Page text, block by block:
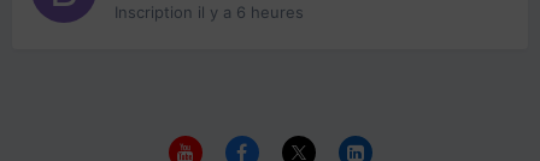
Inscription il y a 6 heures